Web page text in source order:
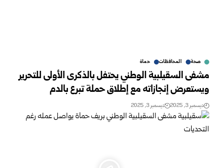
صحة المحافظات حماة
مشفى السقيلبية الوطني يحتفل بالذكرى الأولى للتحرير
ويستعرض إنجازاته مع إطلاق حملة تبرع بالدم
ديسمبر 3, 2025 ديسمبر 3, 2025